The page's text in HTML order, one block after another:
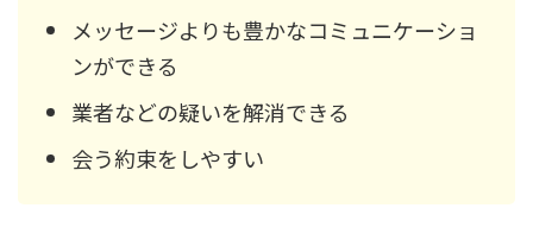
メッセージよりも豊かなコミュニケーショ
ンができる
業者などの疑いを解消できる
会う約束をしやすい